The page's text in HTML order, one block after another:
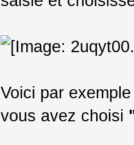
Voici par
vous avez choisi